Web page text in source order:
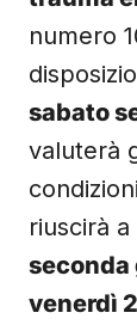
numero
sabato
valuterà
riuscirà
seconda
venerdì